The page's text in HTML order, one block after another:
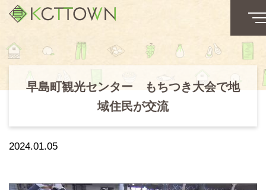
早島町観光センター もちつき大会で地
域住民が交流
2024.01.05